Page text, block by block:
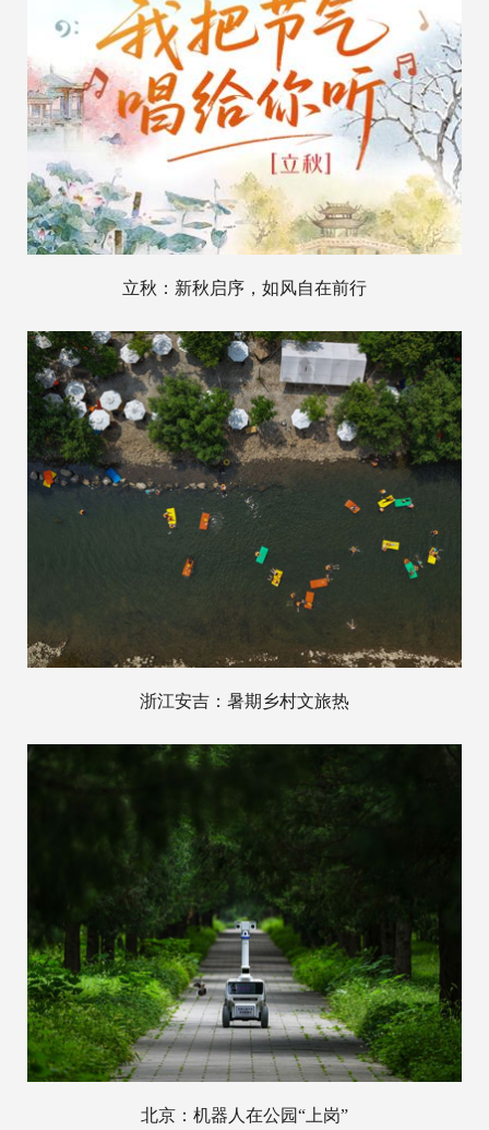
立秋：新秋启序，如风自在前行
浙江安吉：暑期乡村文旅热
北京：机器人在公园“上岗”